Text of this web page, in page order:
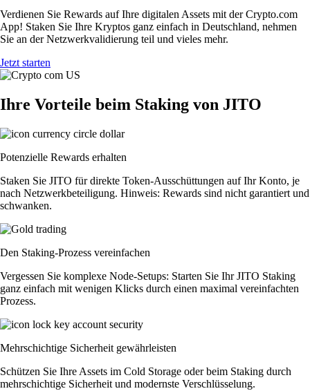
Verdienen Sie Rewards auf Ihre digitalen Assets mit der Crypto.com
App! Staken Sie Ihre Kryptos ganz einfach in Deutschland, nehmen
Sie an der Netzwerkvalidierung teil und vieles mehr.
Jetzt starten
Ihre Vorteile beim Staking von JITO
Potenzielle Rewards erhalten
Staken Sie JITO für direkte Token-Ausschüttungen auf Ihr Konto, je
nach Netzwerkbeteiligung. Hinweis: Rewards sind nicht garantiert und
schwanken.
Den Staking-Prozess vereinfachen
Vergessen Sie komplexe Node-Setups: Starten Sie Ihr JITO Staking
ganz einfach mit wenigen Klicks durch einen maximal vereinfachten
Prozess.
Mehrschichtige Sicherheit gewährleisten
Schützen Sie Ihre Assets im Cold Storage oder beim Staking durch
mehrschichtige Sicherheit und modernste Verschlüsselung.